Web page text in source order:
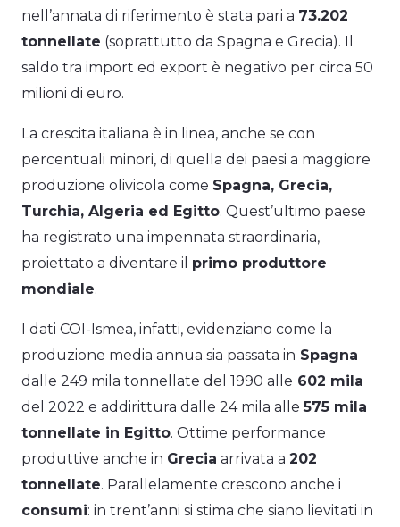
nell’annata di riferimento è stata pari a 73.202
tonnellate (soprattutto da Spagna e Grecia). Il
saldo tra import ed export è negativo per circa 50
milioni di euro.
La crescita italiana è in linea, anche se con
percentuali minori, di quella dei paesi a maggiore
produzione olivicola come Spagna, Grecia,
Turchia, Algeria ed Egitto. Quest’ultimo paese
ha registrato una impennata straordinaria,
proiettato a diventare il primo produttore
mondiale.
I dati COI-Ismea, infatti, evidenziano come la
produzione media annua sia passata in Spagna
dalle 249 mila tonnellate del 1990 alle 602 mila
del 2022 e addirittura dalle 24 mila alle575 mila
tonnellate in Egitto. Ottime performance
produttive anche in Grecia arrivata a 202
tonnellate. Parallelamente crescono anche i
consumi: in trent’anni si stima che siano lievitati in